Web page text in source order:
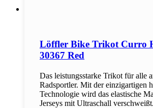
Löffler Bike Trikot Curro
30367 Red
Das leistungsstarke Trikot für alle
Radsportler. Mit der einzigartigen
Technologie wird das elastische
Jerseys mit Ultraschall verschweißt.